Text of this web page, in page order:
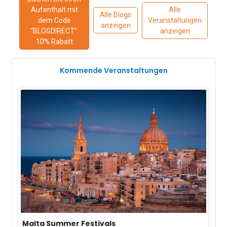
Aufenthalt mit
dem Code
“BLOGDIRECT”:
10% Rabatt
Alle Blogs
anzeigen
Alle
Veranstaltungen
anzeigen
Kommende Veranstaltungen
Malta Summer Festivals